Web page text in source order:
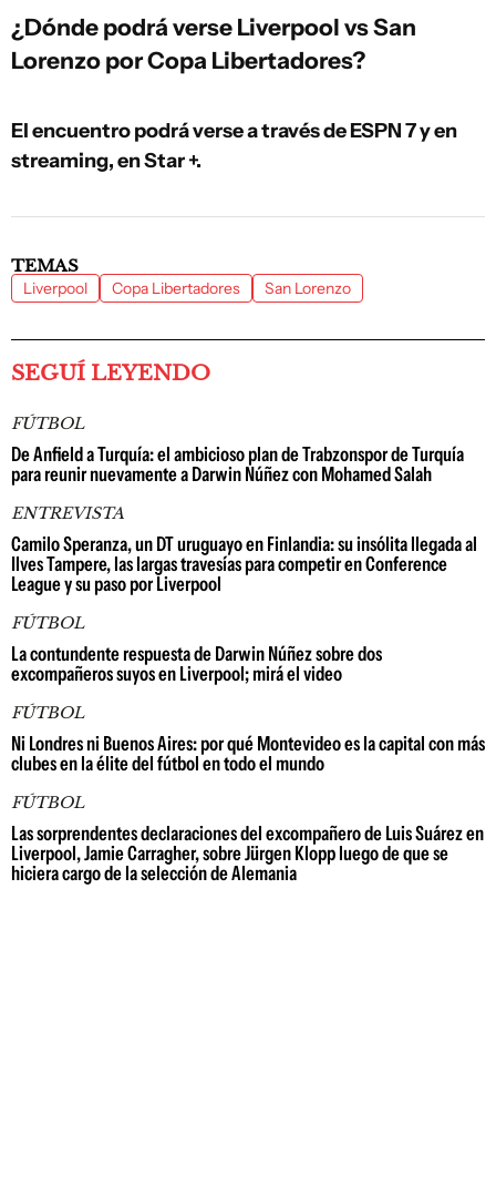
¿Dónde podrá verse Liverpool vs San
Lorenzo por Copa Libertadores?
El encuentro podrá verse a través de ESPN 7 y en
streaming, en Star +.
TEMAS
Liverpool Copa Libertadores San Lorenzo
SEGUÍ LEYENDO
FÚTBOL
De Anfield a Turquía: el ambicioso plan de Trabzonspor de Turquía
para reunir nuevamente a Darwin Núñez con Mohamed Salah
ENTREVISTA
Camilo Speranza, un DT uruguayo en Finlandia: su insólita llegada al
Ilves Tampere, las largas travesías para competir en Conference
League y su paso por Liverpool
FÚTBOL
La contundente respuesta de Darwin Núñez sobre dos
excompañeros suyos en Liverpool; mirá el video
FÚTBOL
Ni Londres ni Buenos Aires: por qué Montevideo es la capital con más
clubes en la élite del fútbol en todo el mundo
FÚTBOL
Las sorprendentes declaraciones del excompañero de Luis Suárez en
Liverpool, Jamie Carragher, sobre Jürgen Klopp luego de que se
hiciera cargo de la selección de Alemania